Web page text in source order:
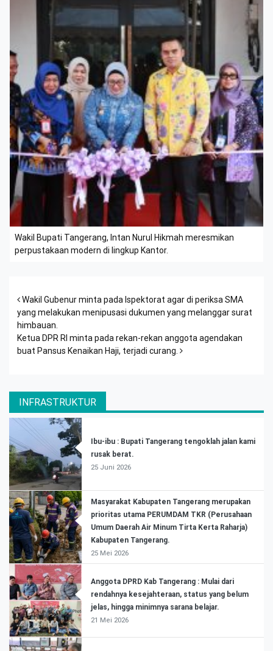
Wakil Bupati Tangerang, Intan Nurul Hikmah meresmikan
perpustakaan modern di lingkup Kantor.
Post navigation
Wakil Gubenur minta pada Ispektorat agar di periksa SMA
yang melakukan menipusasi dukumen yang melanggar surat
himbauan.
Ketua DPR RI minta pada rekan-rekan anggota agendakan
buat Pansus Kenaikan Haji, terjadi curang.
INFRASTRUKTUR
Ibu-ibu : Bupati Tangerang tengoklah jalan kami
rusak berat.
25 Juni 2026
Masyarakat Kabupaten Tangerang merupakan
prioritas utama PERUMDAM TKR (Perusahaan
Umum Daerah Air Minum Tirta Kerta Raharja)
Kabupaten Tangerang.
25 Mei 2026
Anggota DPRD Kab Tangerang : Mulai dari
rendahnya kesejahteraan, status yang belum
jelas, hingga minimnya sarana belajar.
21 Mei 2026